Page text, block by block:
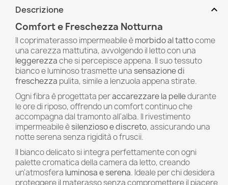
Descrizione expand_more
Comfort e Freschezza Notturna
Il coprimaterasso impermeabile èmorbido al tattocome
una carezza mattutina, avvolgendo il letto con una
leggerezzache si percepisce appena. Il suo tessuto
bianco e luminoso trasmette una sensazione di
freschezza pulita, simile a lenzuola appena stirate.
Ogni fibra è progettata peraccarezzare la pelledurante
le ore di riposo, offrendo un comfort continuo che
accompagna dal tramonto all'alba. Il rivestimento
impermeabile èsilenzioso e discreto, assicurando una
notte serena senza rigidità o fruscii.
Il bianco delicato si integra perfettamente con ogni
palette cromatica della camera da letto, creando
un'atmosfera luminosa e serena. Ideale per chi desidera
proteggere il materasso senza compromettere il piacere